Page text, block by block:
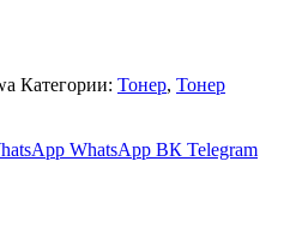
Категории: Тонер, Тонер
WhatsApp ВК Telegram